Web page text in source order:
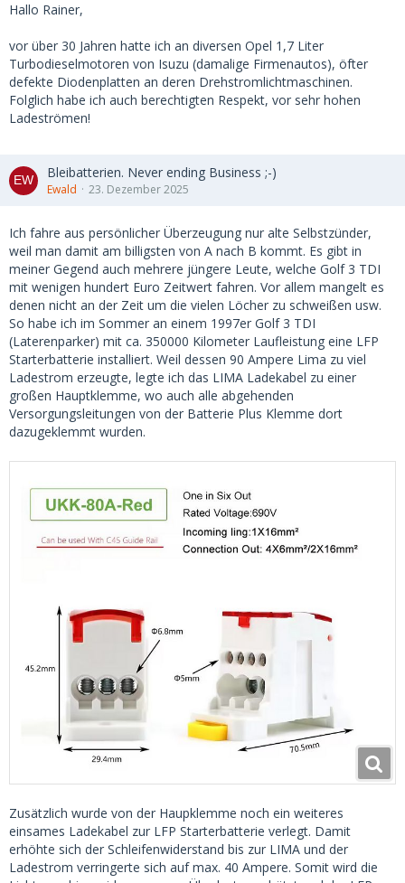
Hallo Rainer,
vor über 30 Jahren hatte ich an diversen Opel 1,7 Liter
Turbodieselmotoren von Isuzu (damalige Firmenautos), öfter
defekte Diodenplatten an deren Drehstromlichtmaschinen.
Folglich habe ich auch berechtigten Respekt, vor sehr hohen
Ladeströmen!
Bleibatterien. Never ending Business ;-)
Ewald 23. Dezember 2025
Ich fahre aus persönlicher Überzeugung nur alte Selbstzünder,
weil man damit am billigsten von A nach B kommt. Es gibt in
meiner Gegend auch mehrere jüngere Leute, welche Golf 3 TDI
mit wenigen hundert Euro Zeitwert fahren. Vor allem mangelt es
denen nicht an der Zeit um die vielen Löcher zu schweißen usw.
So habe ich im Sommer an einem 1997er Golf 3 TDI
(Laterenparker) mit ca. 350000 Kilometer Laufleistung eine LFP
Starterbatterie installiert. Weil dessen 90 Ampere Lima zu viel
Ladestrom erzeugte, legte ich das LIMA Ladekabel zu einer
großen Hauptklemme, wo auch alle abgehenden
Versorgungsleitungen von der Batterie Plus Klemme dort
dazugeklemmt wurden.
Zusätzlich wurde von der Haupklemme noch ein weiteres
einsames Ladekabel zur LFP Starterbatterie verlegt. Damit
erhöhte sich der Schleifenwiderstand bis zur LIMA und der
Ladestrom verringerte sich auf max. 40 Ampere. Somit wird die